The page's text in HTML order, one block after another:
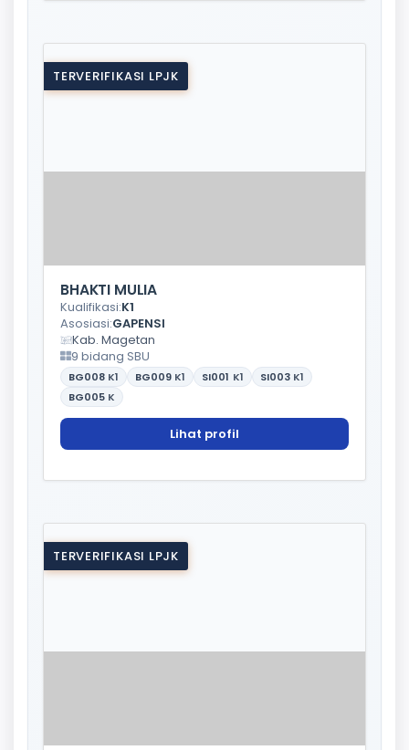
TERVERIFIKASI LPJK
BHAKTI MULIA
Kualifikasi:K1
Asosiasi:GAPENSI
Kab. Magetan
9 bidang SBU
BG008 K1 BG009 K1 SI001 K1 SI003 K1
BG005 K
Lihat profil
TERVERIFIKASI LPJK